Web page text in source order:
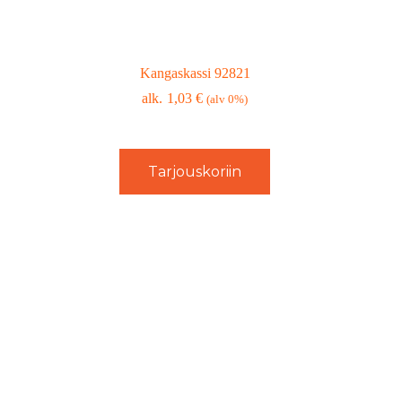
Kangaskassi 92821
1,03€ (alv 0%)
Tarjouskoriin